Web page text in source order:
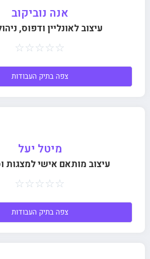
אנה נוביקוב
עיצוב לאונליין ודפוס,
☆
☆
☆
☆
☆
צפה בתיק העבודות
מיטל יעל
עיצוב מותאם אישי למצגות
☆
☆
☆
☆
☆
צפה בתיק העבודות